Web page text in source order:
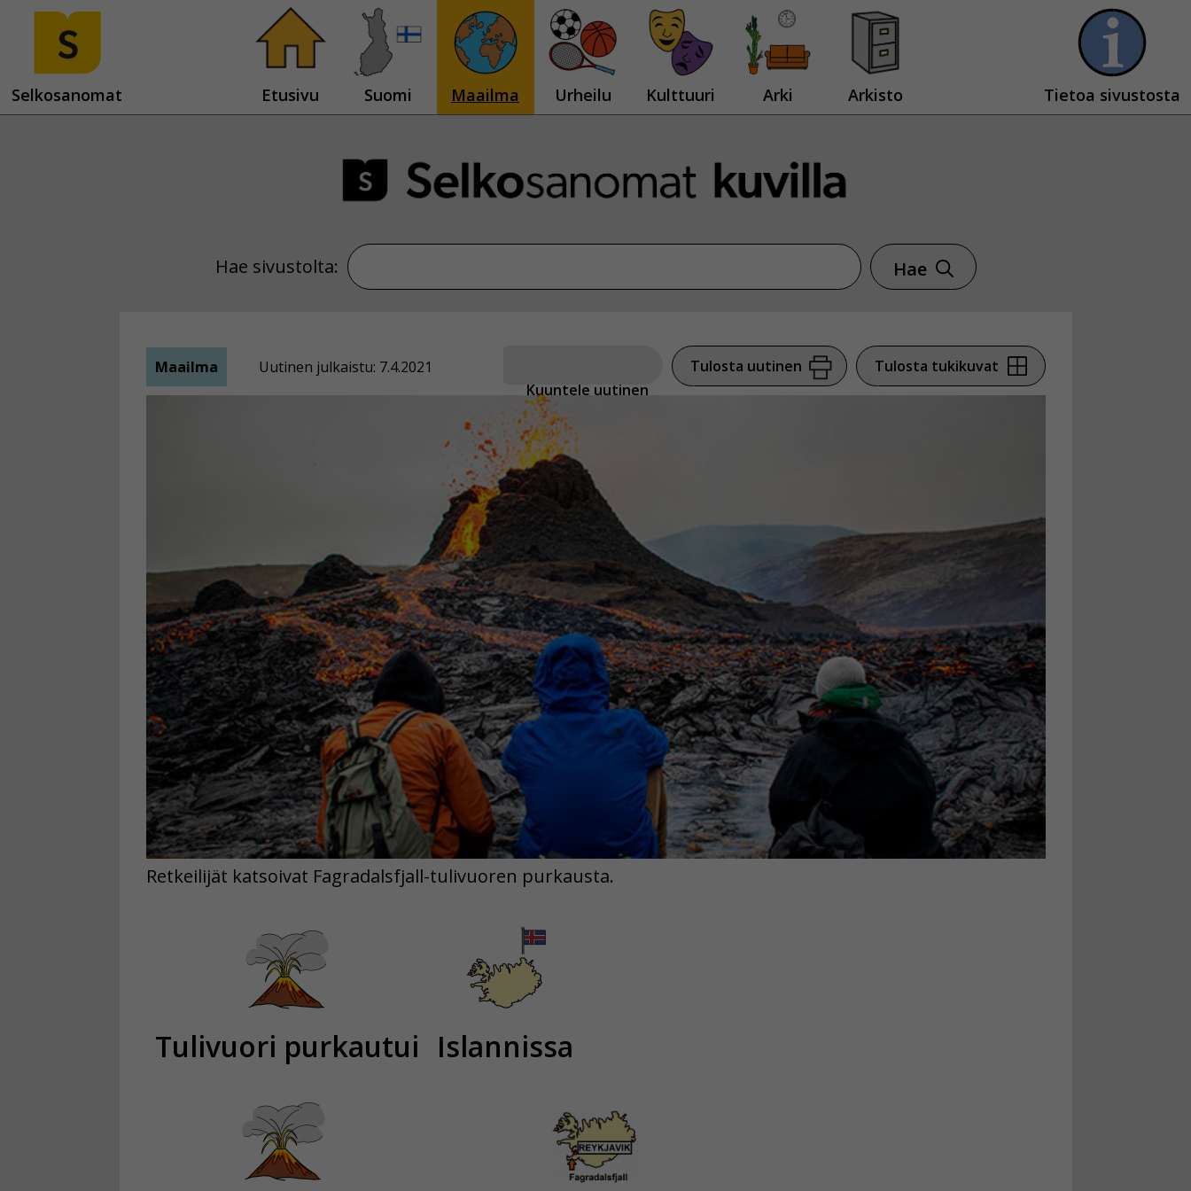
Selkosanomat Etusivu Suomi Maailma Urheilu Kulttuuri Arki Arkisto Tietoa sivustosta
Hae sivustolta: Hae
Maailma
Uutinen julkaistu: 7.4.2021
Kuuntele uutinen
Tulosta uutinen Tulosta tukikuvat
Tulivuori purkautui Islannissa
Retkeilijät katsoivat Fagradalsfjall-tulivuoren purkausta.